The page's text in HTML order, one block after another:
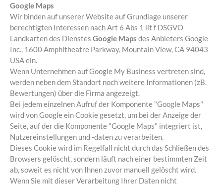
Google Maps
Wir binden auf unserer Website auf Grundlage unserer
berechtigten Interessen nach Art 6 Abs 1 lit f DSGVO
Landkarten des DienstesGoogle Maps des Anbieters Google
Inc., 1600 Amphitheatre Parkway, Mountain View, CA 94043
USA ein.
Wenn Unternehmen auf Google My Business vertreten sind,
werden neben dem Standort noch weitere Informationen (zB.
Bewertungen) über die Firma angezeigt.
Bei jedem einzelnen Aufruf der Komponente "Google Maps"
wird von Google ein Cookie gesetzt, um bei der Anzeige der
Seite, auf der die Komponente "Google Maps" integriert ist,
Nutzereinstellungen und -daten zu verarbeiten.
Dieses Cookie wird im Regelfall nicht durch das Schließen des
Browsers gelöscht, sondern läuft nach einer bestimmten Zeit
ab, soweit es nicht von Ihnen zuvor manuell gelöscht wird.
Wenn Sie mit dieser Verarbeitung Ihrer Daten nicht